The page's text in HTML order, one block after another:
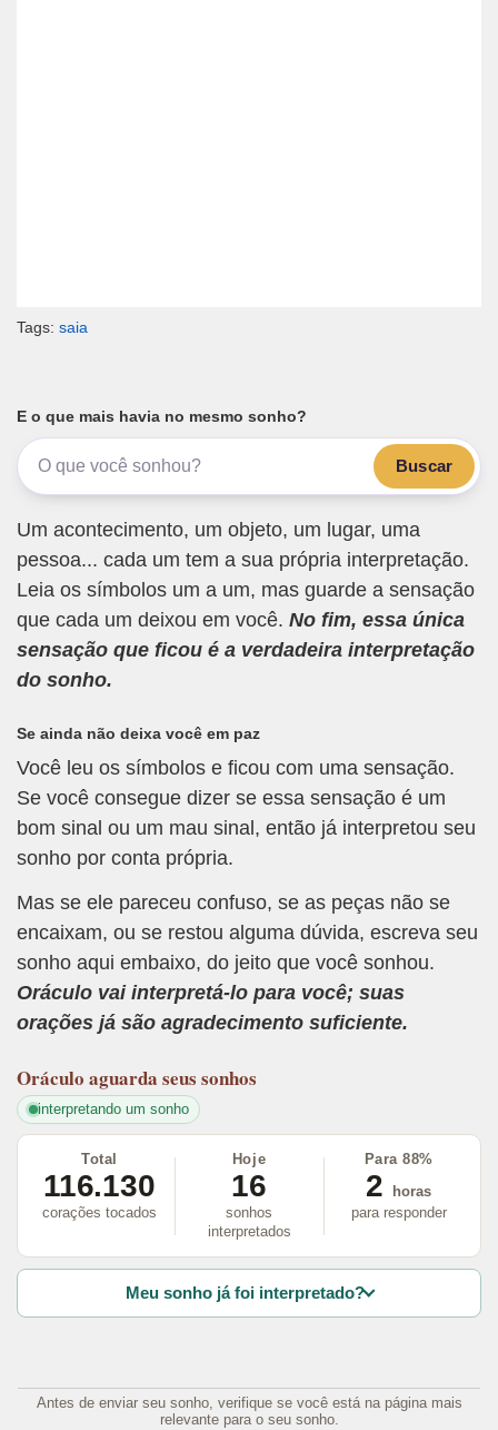
Tags: saia
E o que mais havia no mesmo sonho?
Buscar
Um acontecimento, um objeto, um lugar, uma
pessoa... cada um tem a sua própria interpretação.
Leia os símbolos um a um, mas guarde a sensação
que cada um deixou em você. No fim, essa única
sensação que ficou é a verdadeira interpretação
do sonho.
Se ainda não deixa você em paz
Você leu os símbolos e ficou com uma sensação.
Se você consegue dizer se essa sensação é um
bom sinal ou um mau sinal, então já interpretou seu
sonho por conta própria.
Mas se ele pareceu confuso, se as peças não se
encaixam, ou se restou alguma dúvida, escreva seu
sonho aqui embaixo, do jeito que você sonhou.
Oráculo vai interpretá-lo para você; suas
orações já são agradecimento suficiente.
Oráculo aguarda seus sonhos
interpretando um sonho
Total
116.130
corações tocados
Hoje
16
sonhos
interpretados
Para 88%
2
horas
para responder
Meu sonho já foi interpretado?
Antes de enviar seu sonho, verifique se você está na página mais
relevante para o seu sonho.